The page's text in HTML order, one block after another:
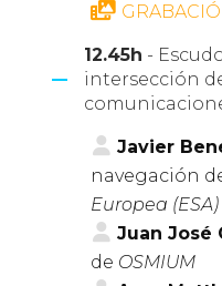
12.45h -
intersección
Javier
navegación
Europea (ESA)
Juan José
de OSMIUM